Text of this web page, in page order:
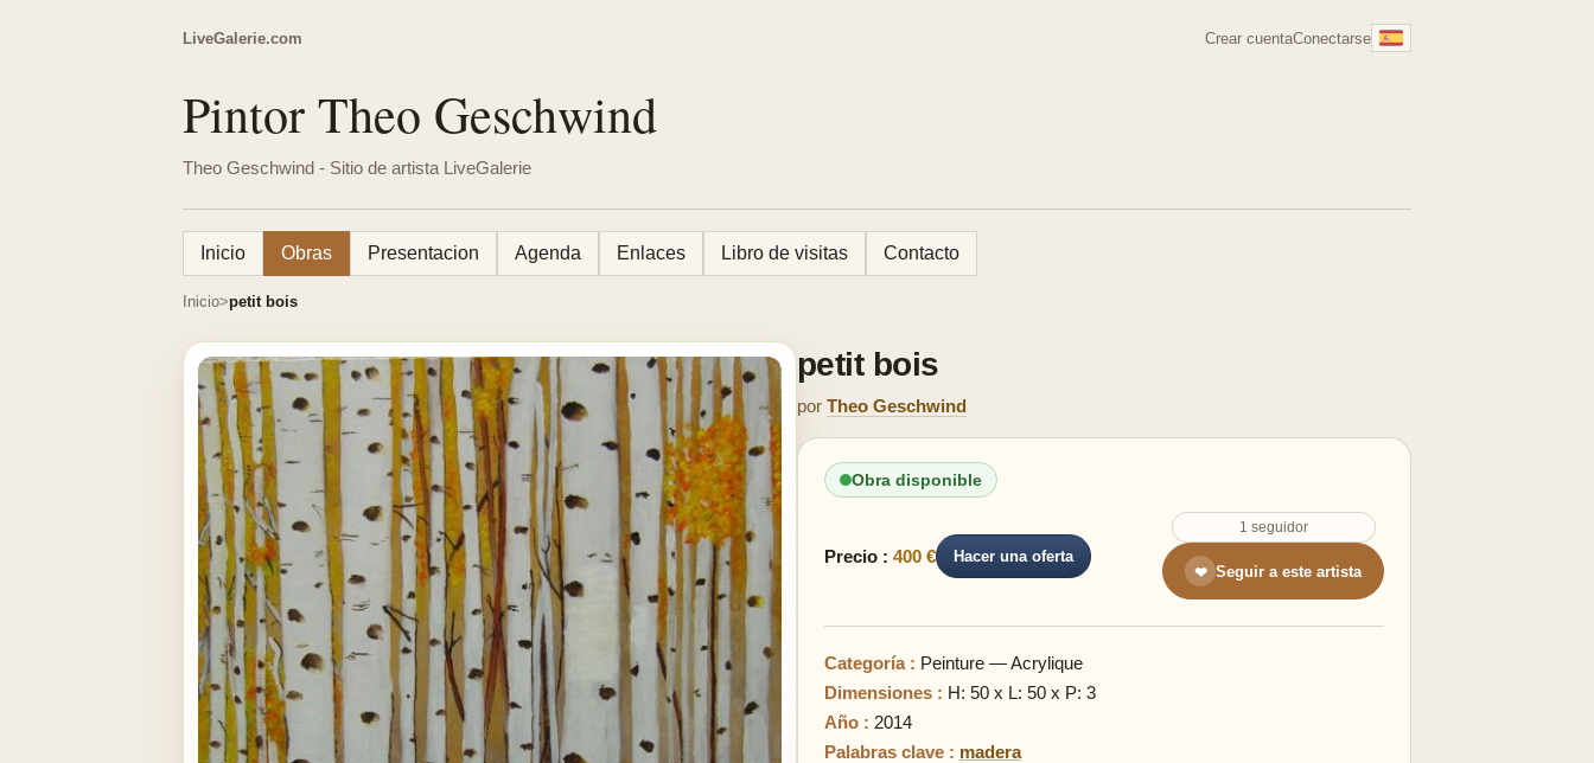
LiveGalerie.com Crear cuentaConectarse
Pintor Theo Geschwind
Theo Geschwind - Sitio de artista LiveGalerie
Inicio Obras Presentacion Agenda Enlaces Libro de visitas Contacto
Inicio petit bois
petit bois
por Theo Geschwind
Obra disponible
Precio : 400 € Hacer una oferta
1 seguidor
❤ Seguir a este artista
Categoría : Peinture — Acrylique
Dimensiones : H: 50 x L: 50 x P: 3
Año : 2014
Palabras clave : madera